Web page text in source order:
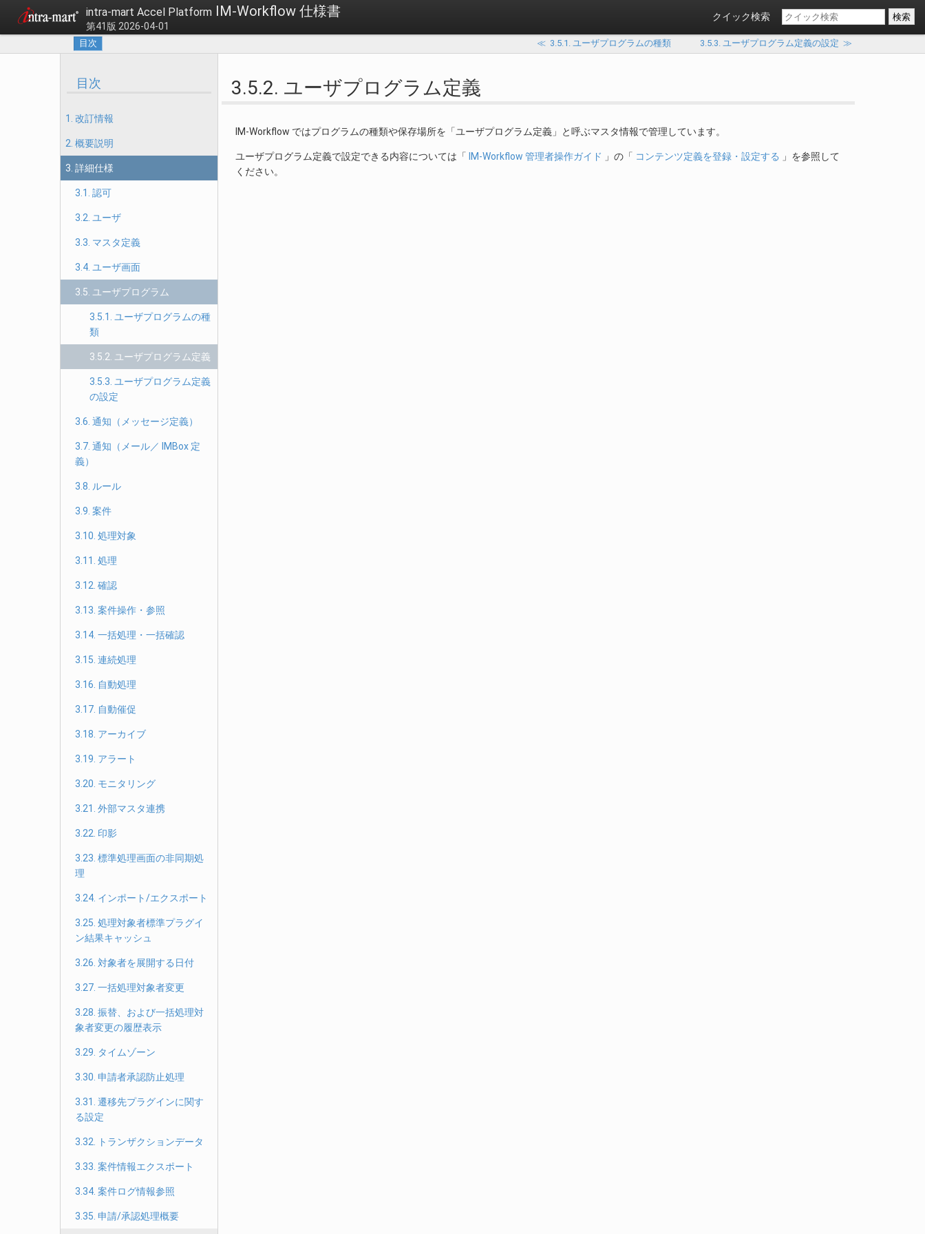
intra-mart Accel Platform IM-Workflow 仕様書
第41版 2026-04-01
クイック検索
目次 ≪ 3.5.1. ユーザプログラムの種類 3.5.3. ユーザプログラム定義の設定 ≫
目次
1. 改訂情報
2. 概要説明
3. 詳細仕様
3.1. 認可
3.2. ユーザ
3.3. マスタ定義
3.4. ユーザ画面
3.5. ユーザプログラム
3.5.1. ユーザプログラムの種
類
3.5.2. ユーザプログラム定義
3.5.3. ユーザプログラム定義
の設定
3.6. 通知（メッセージ定義）
3.7. 通知（メール／ IMBox 定
義）
3.8. ルール
3.9. 案件
3.10. 処理対象
3.11. 処理
3.12. 確認
3.13. 案件操作・参照
3.14. 一括処理・一括確認
3.15. 連続処理
3.16. 自動処理
3.17. 自動催促
3.18. アーカイブ
3.19. アラート
3.20. モニタリング
3.21. 外部マスタ連携
3.22. 印影
3.23. 標準処理画面の非同期処
理
3.24. インポート/エクスポート
3.25. 処理対象者標準プラグイ
ン結果キャッシュ
3.26. 対象者を展開する日付
3.27. 一括処理対象者変更
3.28. 振替、および一括処理対
象者変更の履歴表示
3.29. タイムゾーン
3.30. 申請者承認防止処理
3.31. 遷移先プラグインに関す
る設定
3.32. トランザクションデータ
3.33. 案件情報エクスポート
3.34. 案件ログ情報参照
3.35. 申請/承認処理概要
3.5.2. ユーザプログラム定義
IM-Workflow ではプログラムの種類や保存場所を「ユーザプログラム定義」と呼ぶマスタ情報で管理しています。
ユーザプログラム定義で設定できる内容については「 IM-Workflow 管理者操作ガイド 」の「 コンテンツ定義を登録・設定する
」を参照して
ください。